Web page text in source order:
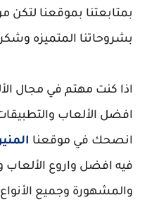
بمتابعتنا بموقعنا لتكن
بشروحاتنا المتميزه
اذا كنت مهتم في مجال
افضل الألعاب
انصحك في موقعنا
فيه افضل واروع الألعاب
والمشهورة وجميع